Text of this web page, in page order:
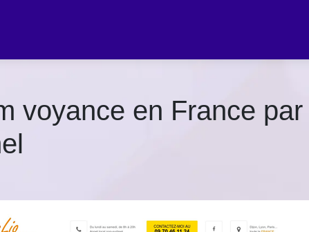
voyance en France